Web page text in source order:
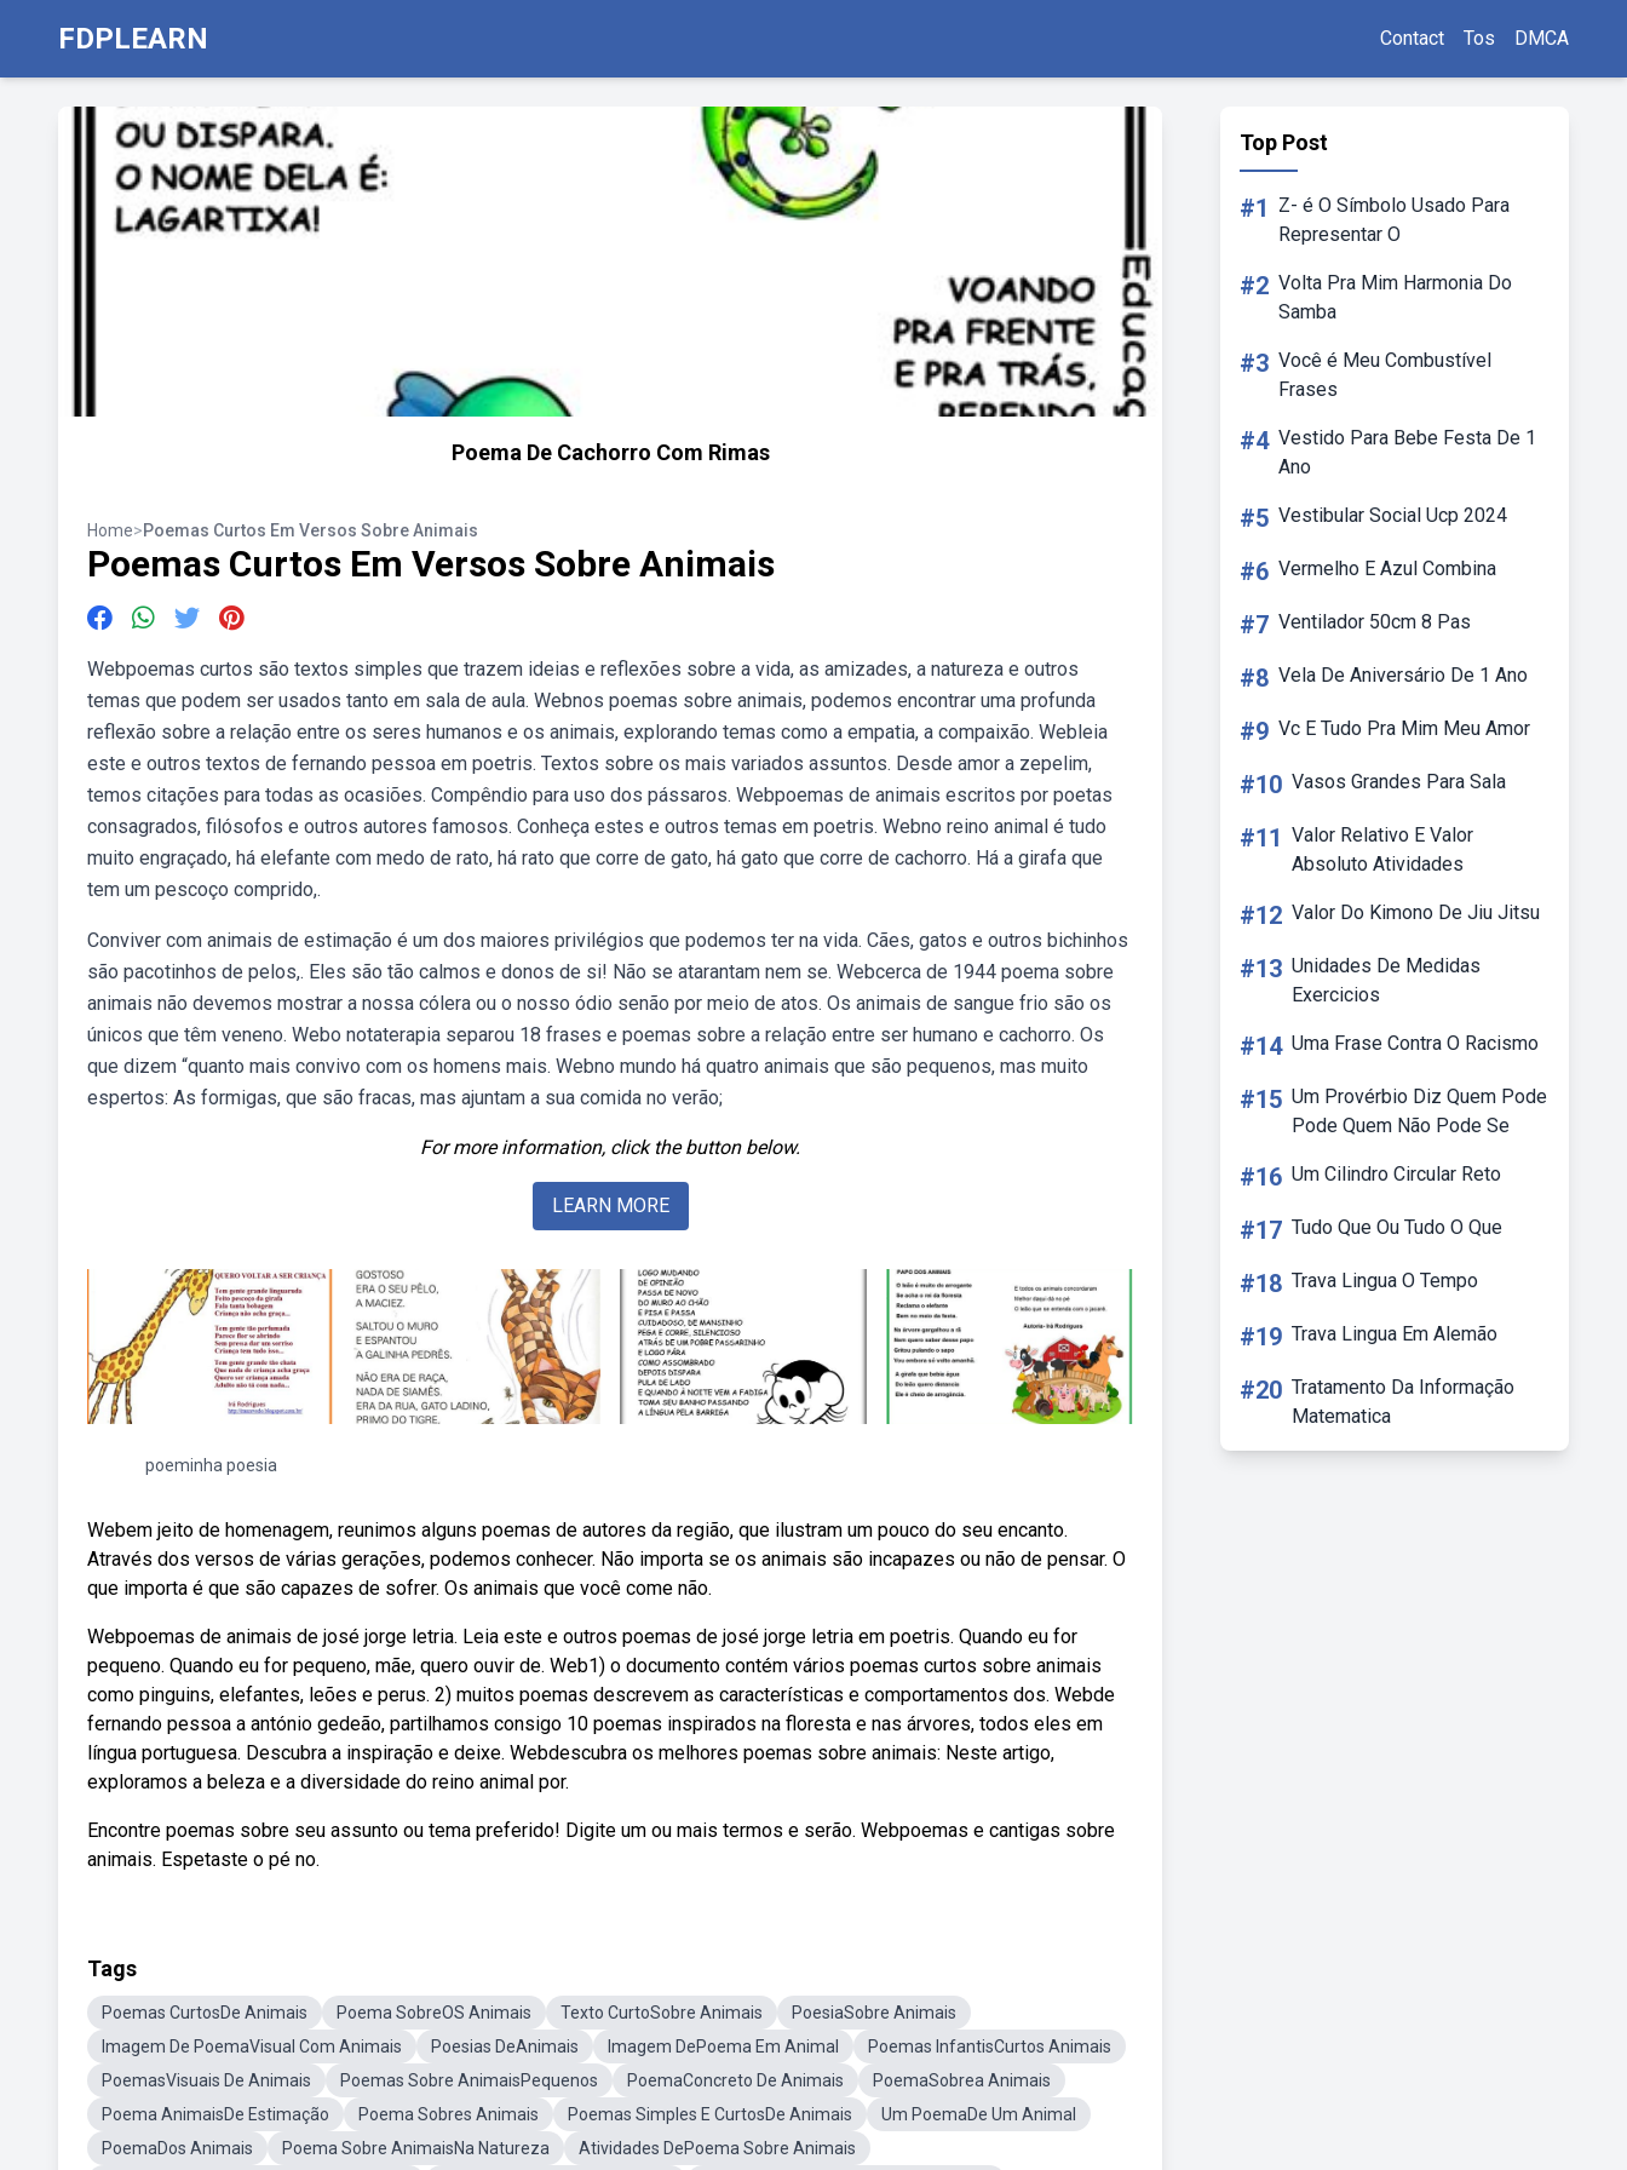
FDPLEARN Contact Tos DMCA
Poema De Cachorro Com Rimas
Home>Poemas Curtos Em Versos Sobre Animais
Poemas Curtos Em Versos Sobre Animais
Webpoemas curtos são textos simples que trazem ideias e reflexões sobre a vida, as amizades, a natureza e outros
temas que podem ser usados tanto em sala de aula. Webnos poemas sobre animais, podemos encontrar uma profunda
reflexão sobre a relação entre os seres humanos e os animais, explorando temas como a empatia, a compaixão. Webleia
este e outros textos de fernando pessoa em poetris. Textos sobre os mais variados assuntos. Desde amor a zepelim,
temos citações para todas as ocasiões. Compêndio para uso dos pássaros. Webpoemas de animais escritos por poetas
consagrados, filósofos e outros autores famosos. Conheça estes e outros temas em poetris. Webno reino animal é tudo
muito engraçado, há elefante com medo de rato, há rato que corre de gato, há gato que corre de cachorro. Há a girafa que
tem um pescoço comprido,.
Conviver com animais de estimação é um dos maiores privilégios que podemos ter na vida. Cães, gatos e outros bichinhos
são pacotinhos de pelos,. Eles são tão calmos e donos de si! Não se atarantam nem se. Webcerca de 1944 poema sobre
animais não devemos mostrar a nossa cólera ou o nosso ódio senão por meio de atos. Os animais de sangue frio são os
únicos que têm veneno. Webo notaterapia separou 18 frases e poemas sobre a relação entre ser humano e cachorro. Os
que dizem “quanto mais convivo com os homens mais. Webno mundo há quatro animais que são pequenos, mas muito
espertos: As formigas, que são fracas, mas ajuntam a sua comida no verão;
For more information, click the button below.
LEARN MORE
poeminha poesia
Webem jeito de homenagem, reunimos alguns poemas de autores da região, que ilustram um pouco do seu encanto.
Através dos versos de várias gerações, podemos conhecer. Não importa se os animais são incapazes ou não de pensar. O
que importa é que são capazes de sofrer. Os animais que você come não.
Webpoemas de animais de josé jorge letria. Leia este e outros poemas de josé jorge letria em poetris. Quando eu for
pequeno. Quando eu for pequeno, mãe, quero ouvir de. Web1) o documento contém vários poemas curtos sobre animais
como pinguins, elefantes, leões e perus. 2) muitos poemas descrevem as características e comportamentos dos. Webde
fernando pessoa a antónio gedeão, partilhamos consigo 10 poemas inspirados na floresta e nas árvores, todos eles em
língua portuguesa. Descubra a inspiração e deixe. Webdescubra os melhores poemas sobre animais: Neste artigo,
exploramos a beleza e a diversidade do reino animal por.
Encontre poemas sobre seu assunto ou tema preferido! Digite um ou mais termos e serão. Webpoemas e cantigas sobre
animais. Espetaste o pé no.
Tags
Poemas CurtosDe Animais Poema SobreOS Animais Texto CurtoSobre Animais
PoesiaSobre Animais
Imagem De PoemaVisual Com Animais
Poesias DeAnimais Imagem DePoema Em Animal
Poemas InfantisCurtos Animais
PoemasVisuais De Animais
Poemas Sobre AnimaisPequenos PoemaConcreto De Animais
PoemaSobrea Animais
Poema AnimaisDe Estimação
Poema Sobres Animais Poemas Simples E CurtosDe Animais
Um PoemaDe Um Animal
PoemaDos Animais
Poema Sobre AnimaisNa Natureza
Atividades DePoema Sobre Animais
Top Post
#1
Z- é O Símbolo Usado Para
Representar O
#2 Volta Pra Mim Harmonia Do
Samba
#3 Você é Meu Combustível
Frases
#4 Vestido Para Bebe Festa De 1
Ano
#5 Vestibular Social Ucp 2024
#6 Vermelho E Azul Combina
#7 Ventilador 50cm 8 Pas
#8 Vela De Aniversário De 1 Ano
#9 Vc E Tudo Pra Mim Meu Amor
#10 Vasos Grandes Para Sala
#11 Valor Relativo E Valor
Absoluto Atividades
#12 Valor Do Kimono De Jiu Jitsu
#13 Unidades De Medidas
Exercicios
#14 Uma Frase Contra O Racismo
#15 Um Provérbio Diz Quem Pode
Pode Quem Não Pode Se
#16 Um Cilindro Circular Reto
#17 Tudo Que Ou Tudo O Que
#18 Trava Lingua O Tempo
#19 Trava Lingua Em Alemão
#20 Tratamento Da Informação
Matematica